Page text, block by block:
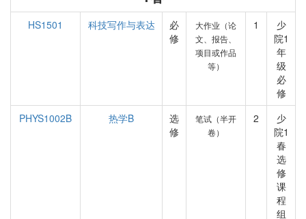
HS1501 科技写作与表达
必
修
大作业（论
文、报告、
项目或作品
等）
1
少
院1
年
级
必
修
PHYS1002B
热学B
选
修
笔试（半开
卷）
2
少
院1
春
选
修
课
程
组